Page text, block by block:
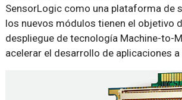
SensorLogic como una plataforma de
los nuevos módulos tienen el objetivo
despliegue de tecnología Machine-to-
acelerar el desarrollo de aplicaciones